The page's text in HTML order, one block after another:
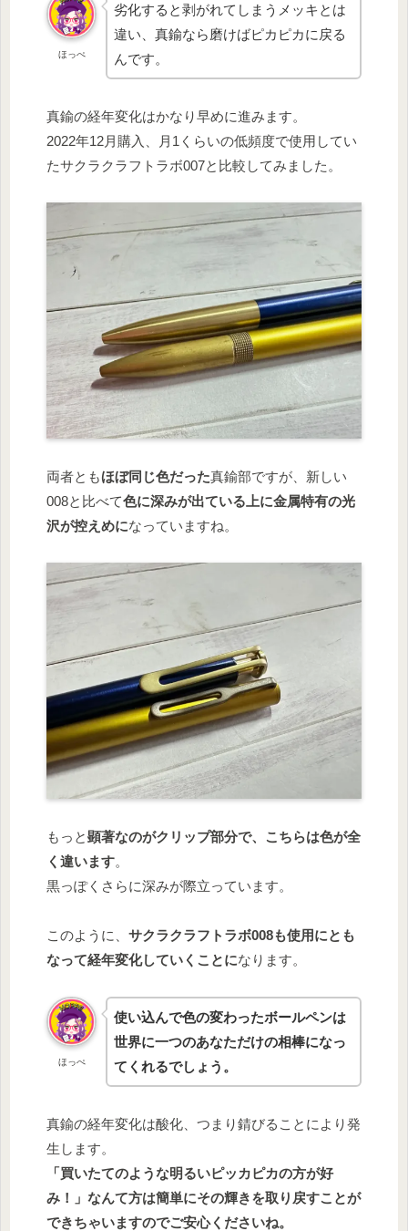
ほっぺ
劣化すると剥がれてしまうメッキとは
違い、真鍮なら磨けばピカピカに戻る
んです。
真鍮の経年変化はかなり早めに進みます。
2022年12月購入、月1くらいの低頻度で使用してい
たサクラクラフトラボ007と比較してみました。
両者ともほぼ同じ色だった真鍮部ですが、新しい
008と比べて色に深みが出ている上に金属特有の光
沢が控えめになっていますね。
もっと顕著なのがクリップ部分で、こちらは色が全
く違います。
黒っぽくさらに深みが際立っています。
このように、 サクラクラフトラボ008も使用にとも
なって経年変化していくことになります。
ほっぺ
使い込んで色の変わったボールペンは
世界に一つのあなただけの相棒になっ
てくれるでしょう。
真鍮の経年変化は酸化、つまり錆びることにより発
生します。
「買いたてのような明るいピッカピカの方が好
み！」なんて方は簡単にその輝きを取り戻すことが
できちゃいますのでご安心くださいね。